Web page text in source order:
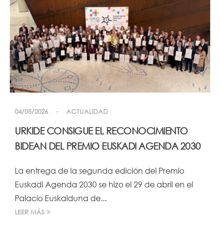
04/05/2026 ACTUALIDAD
URKIDE CONSIGUE EL RECONOCIMIENTO
BIDEAN DEL PREMIO EUSKADI AGENDA 2030
La entrega de la segunda edición del Premio
Euskadi Agenda 2030 se hizo el 29 de abril en el
Palacio Euskalduna de...
LEER MÁS